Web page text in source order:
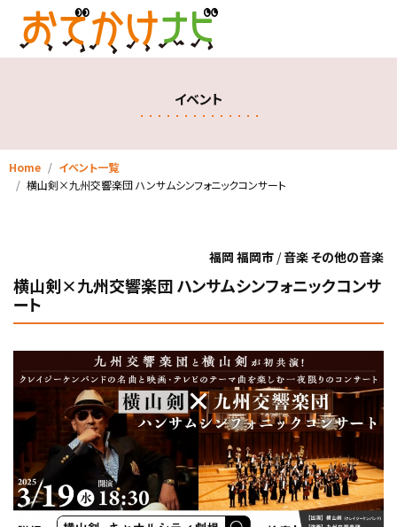
イベント
Home
イベント一覧
横山剣×九州交響楽団 ハンサムシンフォニックコンサート
福岡 福岡市 /音楽 その他の音楽
横山剣×九州交響楽団 ハンサムシンフォニックコンサ
ート